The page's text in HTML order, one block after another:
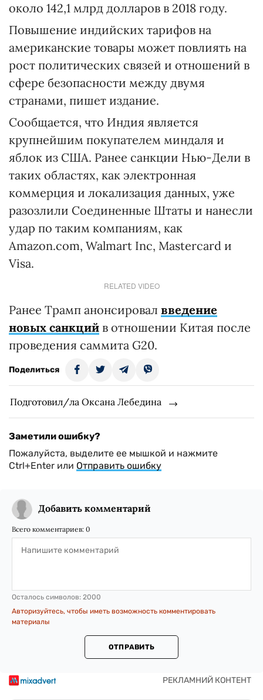
около 142,1 млрд долларов в 2018 году.
Повышение индийских тарифов на
американские товары может повлиять на
рост политических связей и отношений в
сфере безопасности между двумя
странами, пишет издание.
Сообщается, что Индия является
крупнейшим покупателем миндаля и
яблок из США. Ранее санкции Нью-Дели в
таких областях, как электронная
коммерция и локализация данных, уже
разозлили Соединенные Штаты и нанесли
удар по таким компаниям, как
Amazon.com, Walmart Inc, Mastercard и
Visa.
RELATED VIDEO
Ранее Трамп анонсировал введение
новых санкций в отношении Китая после
проведения саммита G20.
Поделиться
Подготовил/ла Оксана Лебедина
Заметили ошибку?
Пожалуйста, выделите ее мышкой и нажмите
Ctrl+Enter или Отправить ошибку
Добавить комментарий
Всего комментариев: 0
Осталось символов: 2000
Авторизуйтесь, чтобы иметь возможность комментировать
материалы
ОТПРАВИТЬ